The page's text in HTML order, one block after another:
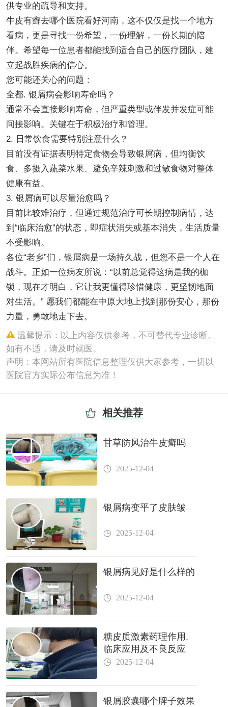
供专业的疏导和支持。
牛皮有癣去哪个医院看好河南，这不仅仅是找一个地方
看病，更是寻找一份希望，一份理解，一份长期的陪
伴。希望每一位患者都能找到适合自己的医疗团队，建
立起战胜疾病的信心。
您可能还关心的问题：
全都. 银屑病会影响寿命吗？
通常不会直接影响寿命，但严重类型或伴发并发症可能
间接影响。关键在于积极治疗和管理。
2. 日常饮食需要特别注意什么？
目前没有证据表明特定食物会导致银屑病，但均衡饮
食、多摄入蔬菜水果、避免辛辣刺激和过敏食物对整体
健康有益。
3. 银屑病可以尽量治愈吗？
目前比较难治疗，但通过规范治疗可长期控制病情，达
到“临床治愈”的状态，即症状消失或基本消失，生活质量
不受影响。
各位“老乡”们，银屑病是一场持久战，但您不是一个人在
战斗。正如一位病友所说：“以前总觉得这病是我的枷
锁，现在才明白，它让我更懂得珍惜健康，更坚韧地面
对生活。” 愿我们都能在中原大地上找到那份安心，那份
力量，勇敢地走下去。
温馨提示：以上内容仅供参考，不可替代专业诊断。
如有不适，请及时就医。
声明：本网站所有医院信息整理仅供大家参考，一切以
医院官方实际公布信息为准！
相关推荐
甘草防风治牛皮癣吗
2025-12-04
银屑病变平了皮肤皱
2025-12-04
银屑病见好是什么样的
2025-12-04
糖皮质激素药理作用,
临床应用及不良反应
2025-12-04
银屑胶囊哪个牌子效果